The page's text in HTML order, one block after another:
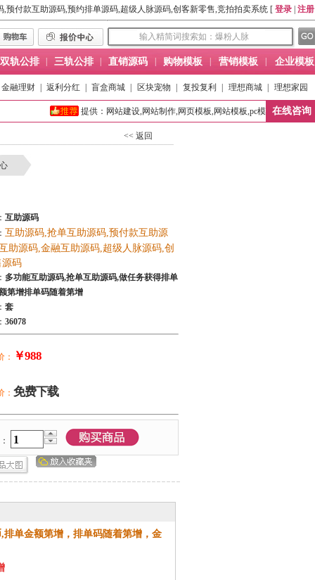
预付款互助源码,预约排单源码,超级人脉源码,创客新零售,竞拍拍卖系统 [ 登录 注册
双轨公排 三轨公排 直销源码 购物模板 营销模板 企业模板
金融理财 返利分红 盲盒商城 区块宠物 复投复利 理想商城 理想家园
提供：网站建设,网站制作,网页模板,网站模板,pc模板,移动端模板,营销
在线咨询
<< 返回
互助源码
互助源码,抢单互助源码,预付款互助源
助源码,金融互助源码,超级人脉源码,创
源码
多功能互助源码,抢单互助源码,做任务获得排单
第增排单码随着第增
套
36078
： ￥988
： 免费下载
单金额第增，排单码随着第增， 金